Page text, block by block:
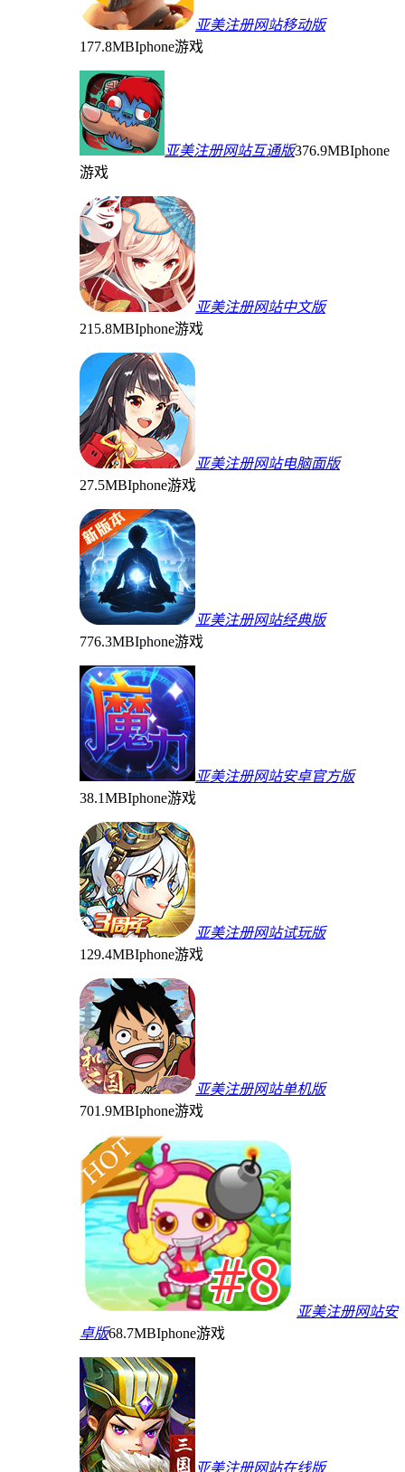
亚美注册网站移动版
177.8MBIphone游戏
亚美注册网站互通版376.9MBIphone
游戏
亚美注册网站中文版
215.8MBIphone游戏
亚美注册网站电脑面版
27.5MBIphone游戏
亚美注册网站经典版
776.3MBIphone游戏
亚美注册网站安卓官方版
38.1MBIphone游戏
亚美注册网站试玩版
129.4MBIphone游戏
亚美注册网站单机版
701.9MBIphone游戏
亚美注册网站安
卓版68.7MBIphone游戏
亚美注册网站在线版